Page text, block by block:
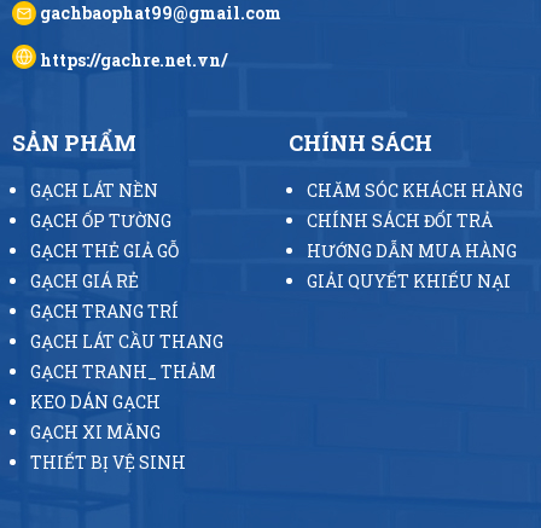
gachbaophat99@gmail.com
https://gachre.net.vn/
SẢN PHẨM
GẠCH LÁT NỀN
GẠCH ỐP TƯỜNG
GẠCH THẺ GIẢ GỖ
GẠCH GIÁ RẺ
GẠCH TRANG TRÍ
GẠCH LÁT CẦU THANG
GẠCH TRANH_ THẢM
KEO DÁN GẠCH
GẠCH XI MĂNG
THIẾT BỊ VỆ SINH
CHÍNH SÁCH
CHĂM SÓC KHÁCH HÀNG
CHÍNH SÁCH ĐỔI TRẢ
HƯỚNG DẪN MUA HÀNG
GIẢI QUYẾT KHIẾU NẠI